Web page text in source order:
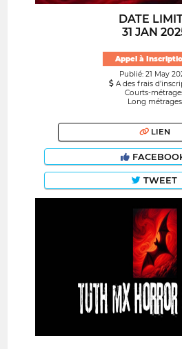
DATE
31 JAN
Appel à
Publié: 21 May
A des frais
Courts-
Long métrages
LIEN
TWEET